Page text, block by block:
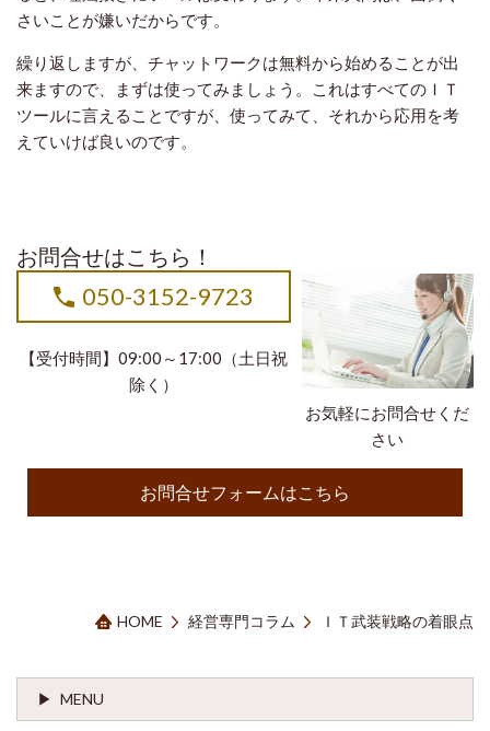
さいことが嫌いだからです。
繰り返しますが、チャットワークは無料から始めることが出
来ますので、まずは使ってみましょう。これはすべてのＩＴ
ツールに言えることですが、使ってみて、それから応用を考
えていけば良いのです。
お問合せはこちら！
お気軽にお問合せくだ
さい
050-3152-9723
【受付時間】09:00～17:00（土日祝
除く）
お問合せフォームはこちら
HOME 経営専門コラム ＩＴ武装戦略の着眼点
MENU